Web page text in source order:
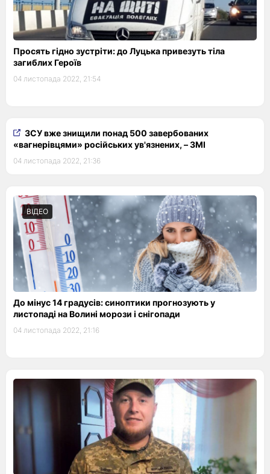
Просять гідно зустріти: до Луцька привезуть тіла
загиблих Героїв
04 листопада 2022, 21:54
ЗСУ вже знищили понад 500 завербованих
«вагнерівцями» російських ув'язнених, – ЗМІ
04 листопада 2022, 21:36
ВІДЕО
До мінус 14 градусів: синоптики прогнозують у
листопаді на Волині морози і снігопади
04 листопада 2022, 21:16